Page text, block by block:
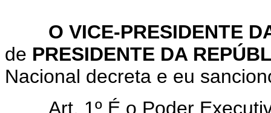
O VICE-PRESIDENTE
de PRESIDENTE DA
Nacional decreta e eu
Art. 1º É o Poder